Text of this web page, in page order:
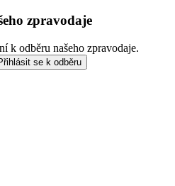
zpravodaje
k odběru našeho zpravodaje.
se k odběru